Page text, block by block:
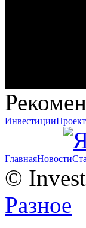
Инвестиции
ГлавнаяНовости
©
Разное